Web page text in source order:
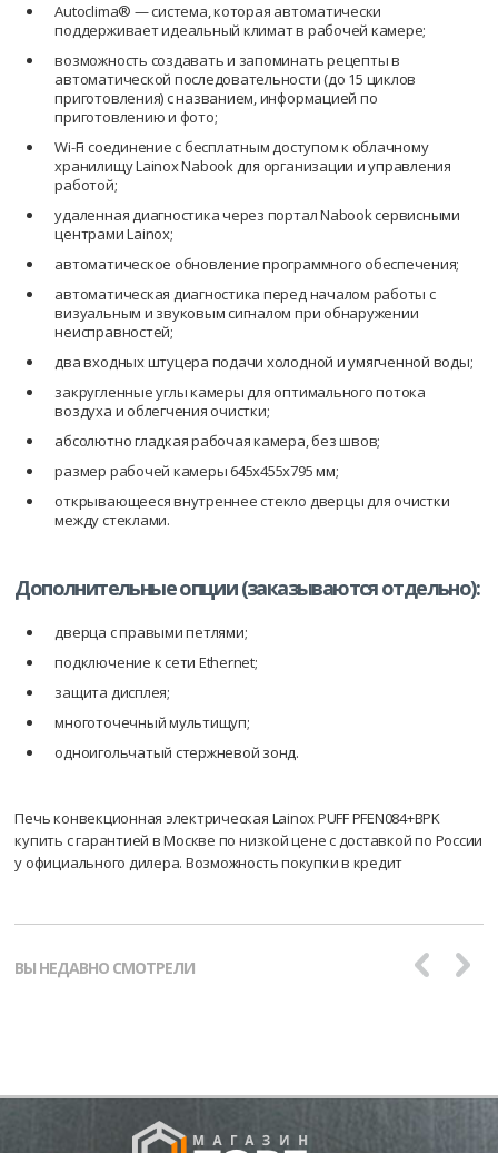
Autoclima® — система, которая автоматически
поддерживает идеальный климат в рабочей камере;
возможность создавать и запоминать рецепты в
автоматической последовательности (до 15 циклов
приготовления) с названием, информацией по
приготовлению и фото;
Wi-Fi соединение с бесплатным доступом к облачному
хранилищу Lainox Nabook для организации и управления
работой;
удаленная диагностика через портал Nabook сервисными
центрами Lainox;
автоматическое обновление программного обеспечения;
автоматическая диагностика перед началом работы с
визуальным и звуковым сигналом при обнаружении
неисправностей;
два входных штуцера подачи холодной и умягченной воды;
закругленные углы камеры для оптимального потока
воздуха и облегчения очистки;
абсолютно гладкая рабочая камера, без швов;
размер рабочей камеры 645х455х795 мм;
открывающееся внутреннее стекло дверцы для очистки
между стеклами.
Дополнительные опции (заказываются отдельно):
дверца с правыми петлями;
подключение к сети Ethernet;
защита дисплея;
многоточечный мультищуп;
одноигольчатый стержневой зонд.
Печь конвекционная электрическая Lainox PUFF PFEN084+BPK
купить с гарантией в Москве по низкой цене с доставкой по России
у официального дилера. Возможность покупки в кредит
ВЫ НЕДАВНО СМОТРЕЛИ